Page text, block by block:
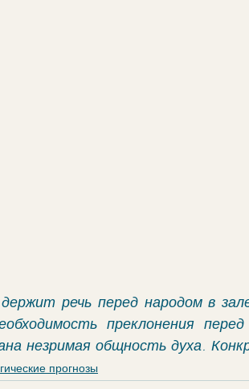
речь перед народом в
преклонения
незримая общность духа.
прогнозы